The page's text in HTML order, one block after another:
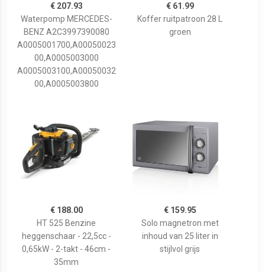
€ 207.93
Waterpomp MERCEDES-
BENZ A2C3997390080
A0005001700,A00050023
00,A0005003000
A0005003100,A00050032
00,A0005003800
€ 61.99
Koffer ruitpatroon 28 L
groen
€ 188.00
HT 525 Benzine
heggenschaar - 22,5cc -
0,65kW - 2-takt - 46cm -
35mm
€ 159.95
Solo magnetron met
inhoud van 25 liter in
stijlvol grijs